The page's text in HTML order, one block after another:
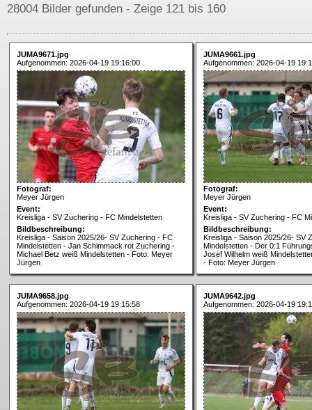
28004 Bilder gefunden - Zeige 121 bis 160
JUMA9671.jpg
Aufgenommen: 2026-04-19 19:16:00
Fotograf:
Meyer Jürgen
Event:
Kreisliga - SV Zuchering - FC Mindelstetten
Bildbeschreibung:
Kreisliga - Saison 2025/26- SV Zuchering - FC
Mindelstetten - Jan Schimmack rot Zuchering -
Michael Betz weiß Mindelstetten - Foto: Meyer
Jürgen
JUMA9661.jpg
Aufgenommen: 2026-04-19
Fotograf:
Meyer Jürgen
Event:
Kreisliga - SV Zuchering - FC
Bildbeschreibung:
Kreisliga - Saison 2025/26- SV
Mindelstetten - Der 0:1
Josef Wilhelm weiß
- Foto: Meyer Jürgen
JUMA9658.jpg
Aufgenommen: 2026-04-19 19:15:58
JUMA9642.jpg
Aufgenommen: 2026-04-19